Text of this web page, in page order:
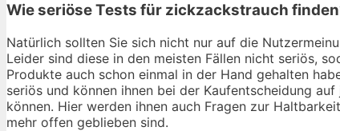
Wie seriöse Tests für zickzackstrauch
Natürlich sollten Sie sich nicht nur auf die
Leider sind diese in den meisten Fällen nicht seriös,
Produkte auch schon einmal in der Hand gehalten
seriös und können ihnen bei der Kaufentscheidung
können. Hier werden ihnen auch Fragen zur
mehr offen geblieben sind.